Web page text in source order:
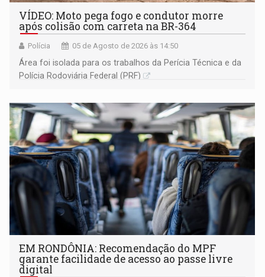
VÍDEO: Moto pega fogo e condutor morre
após colisão com carreta na BR-364
Polícia 05 de Agosto de 2026 às 14:50
Área foi isolada para os trabalhos da Perícia Técnica e da
Polícia Rodoviária Federal (PRF)
EM RONDÔNIA: Recomendação do MPF
garante facilidade de acesso ao passe livre
digital